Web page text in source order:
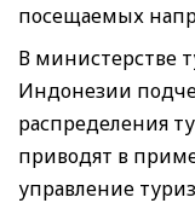
посещаемых
В министерстве
Индонезии
распределения
приводят в
управление